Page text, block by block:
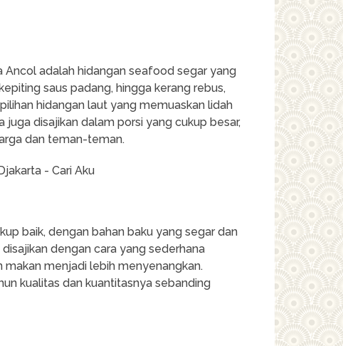
Ancol adalah hidangan seafood segar yang
saus padang, hingga kerang rebus,
hidangan laut yang memuaskan lidah
disajikan dalam porsi yang cukup besar,
dan teman-teman.
baik, dengan bahan baku yang segar dan
dengan cara yang sederhana
menjadi lebih menyenangkan.
kualitas dan kuantitasnya sebanding